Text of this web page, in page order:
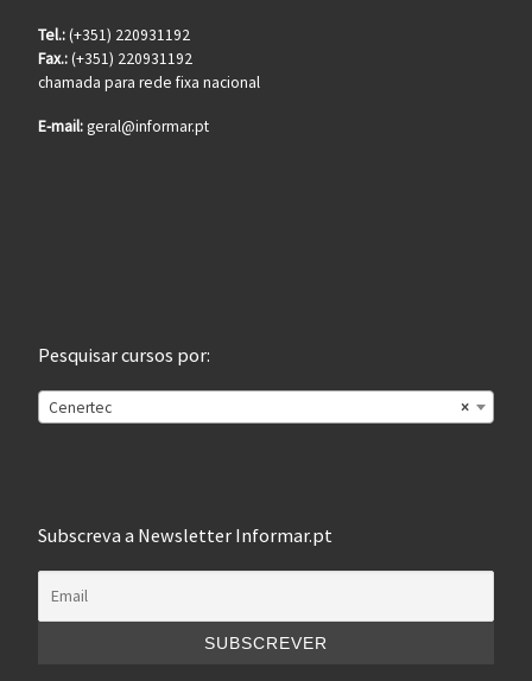
Tel.:(+351) 220931192
Fax.:(+351) 220931192
chamada para rede fixa nacional
E-mail:geral@informar.pt
Pesquisar cursos por:
×
Cenertec
Subscreva a Newsletter Informar.pt